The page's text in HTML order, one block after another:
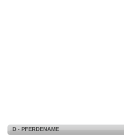
D - PFERDENAME